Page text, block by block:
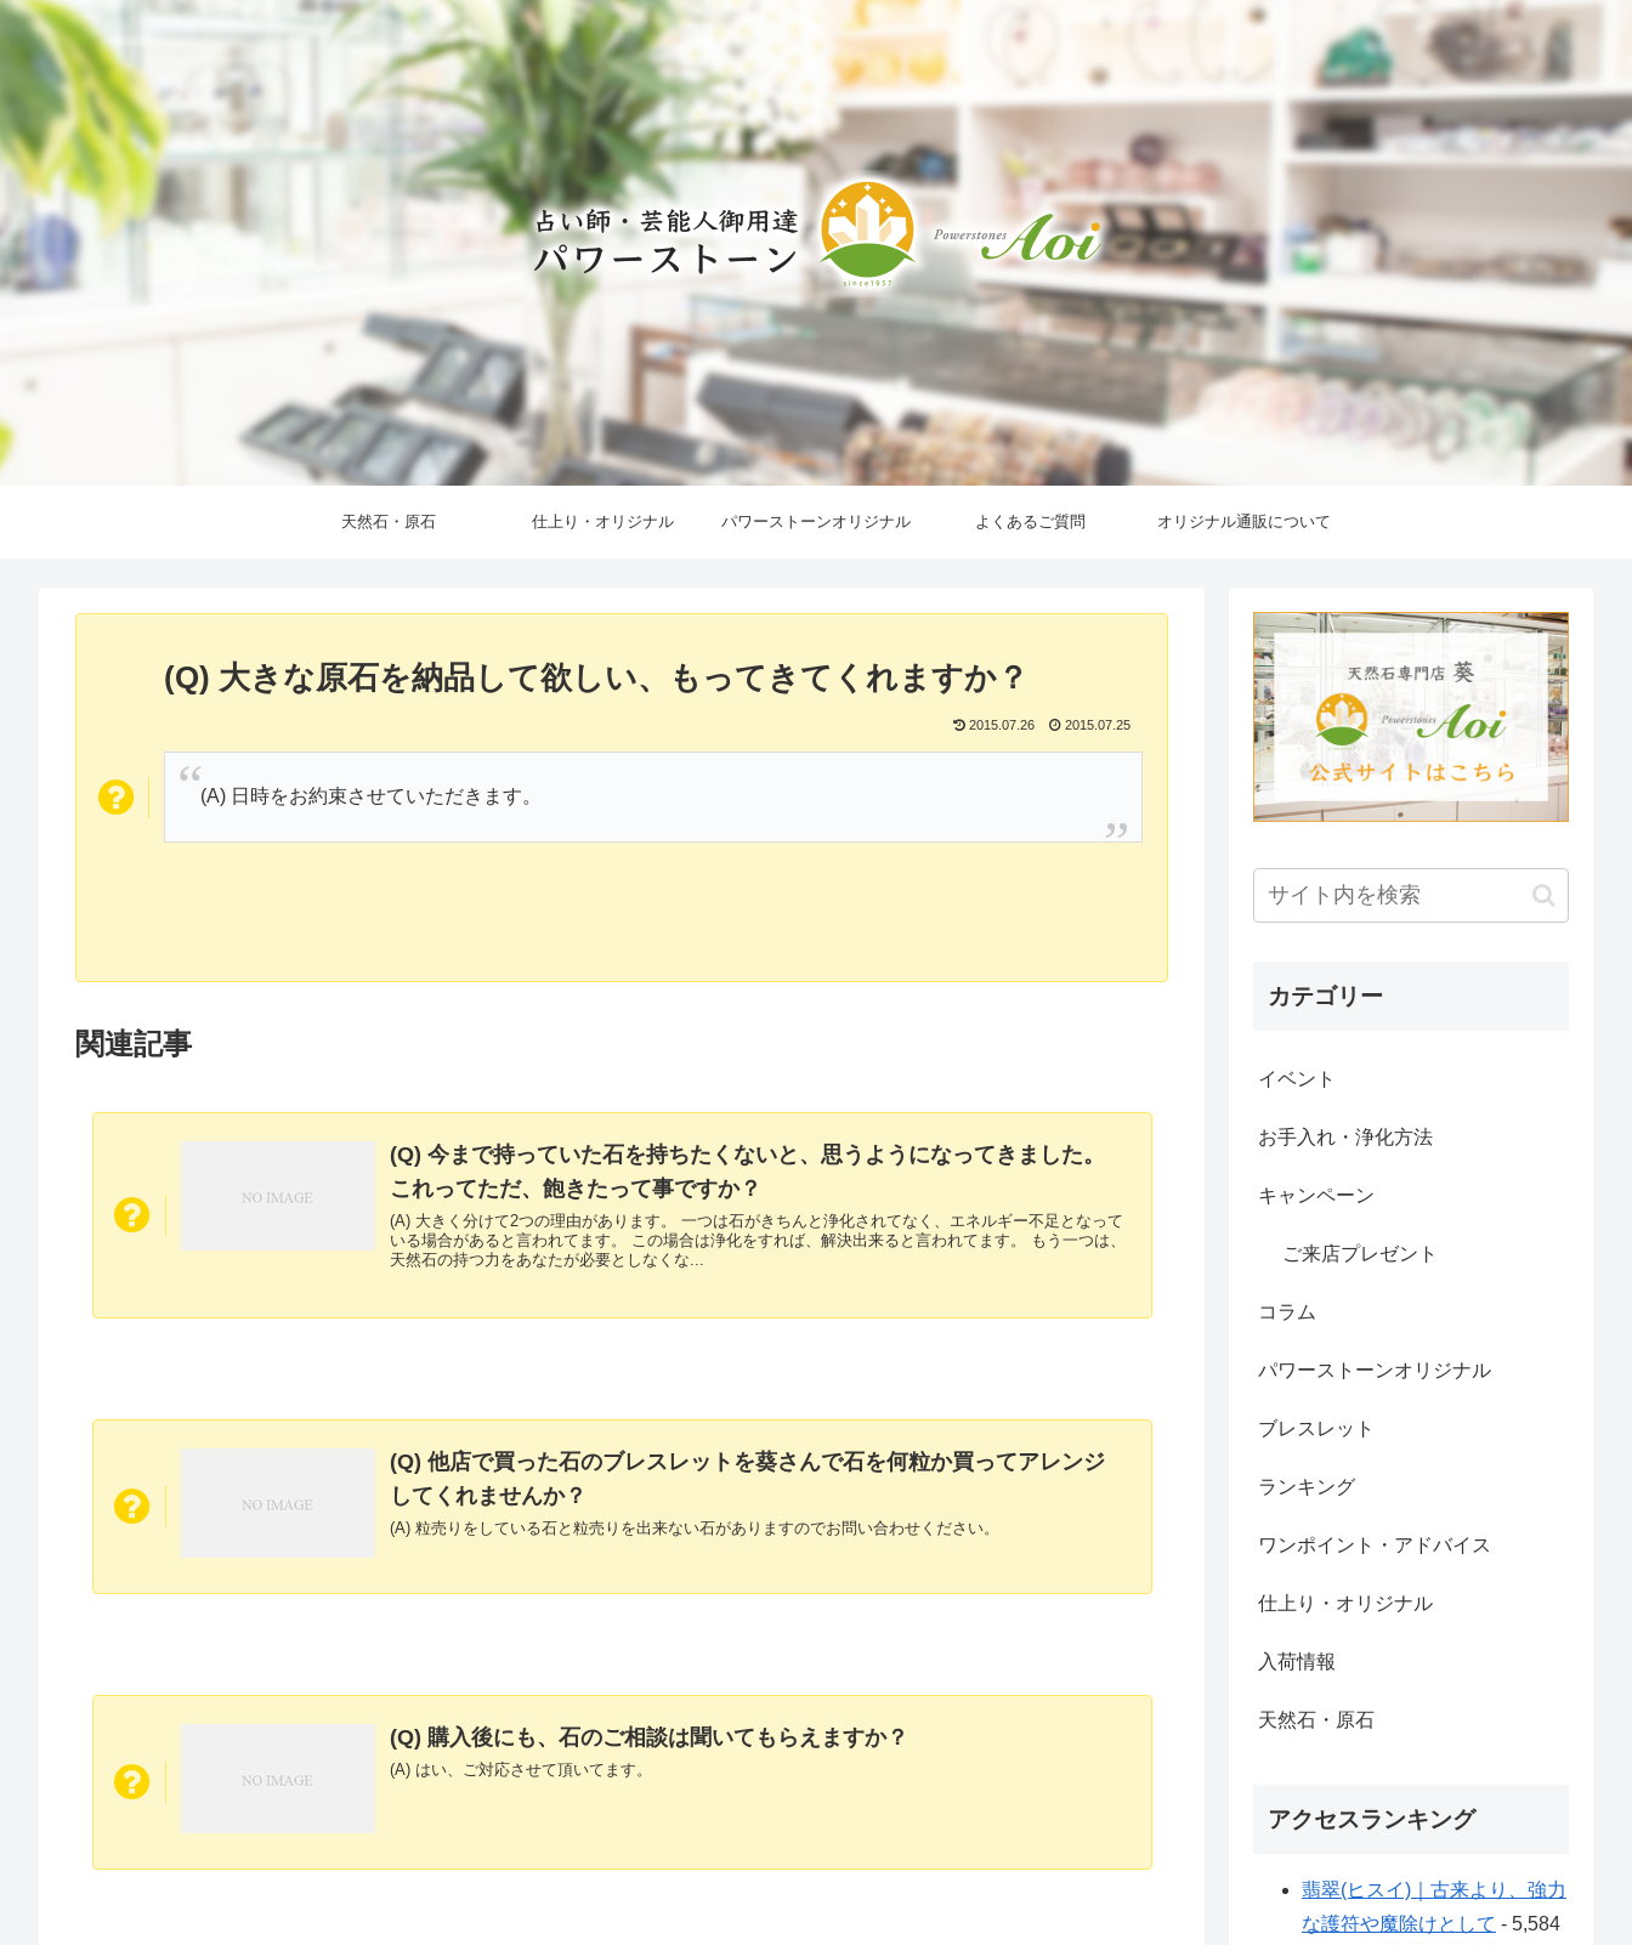
天然石・原石 仕上り・オリジナル パワーストーンオリジナル よくあるご質問 オリジナル通販について
(Q) 大きな原石を納品して欲しい、もってきてくれますか？
2015.07.26 2015.07.25
(A) 日時をお約束させていただきます。
関連記事
(Q) 今まで持っていた石を持ちたくないと、思うようになってきました。
これってただ、飽きたって事ですか？
(A) 大きく分けて2つの理由があります。 一つは石がきちんと浄化されてなく、エネルギー不足となって
いる場合があると言われてます。 この場合は浄化をすれば、解決出来ると言われてます。 もう一つは、
天然石の持つ力をあなたが必要としなくな...
(Q) 他店で買った石のブレスレットを葵さんで石を何粒か買ってアレンジ
してくれませんか？
(A) 粒売りをしている石と粒売りを出来ない石がありますのでお問い合わせください。
(Q) 購入後にも、石のご相談は聞いてもらえますか？
(A) はい、ご対応させて頂いてます。
カテゴリー
イベント
お手入れ・浄化方法
キャンペーン
ご来店プレゼント
コラム
パワーストーンオリジナル
ブレスレット
ランキング
ワンポイント・アドバイス
仕上り・オリジナル
入荷情報
天然石・原石
アクセスランキング
翡翠(ヒスイ)｜古来より、強力
な護符や魔除けとして - 5,584